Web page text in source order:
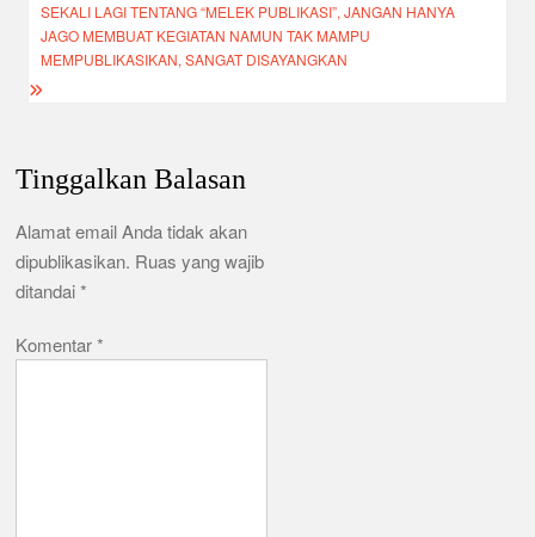
SEKALI LAGI TENTANG “MELEK PUBLIKASI”, JANGAN HANYA
JAGO MEMBUAT KEGIATAN NAMUN TAK MAMPU
MEMPUBLIKASIKAN, SANGAT DISAYANGKAN
Tinggalkan Balasan
Alamat email Anda tidak akan
dipublikasikan. Ruas yang wajib
ditandai*
Komentar*